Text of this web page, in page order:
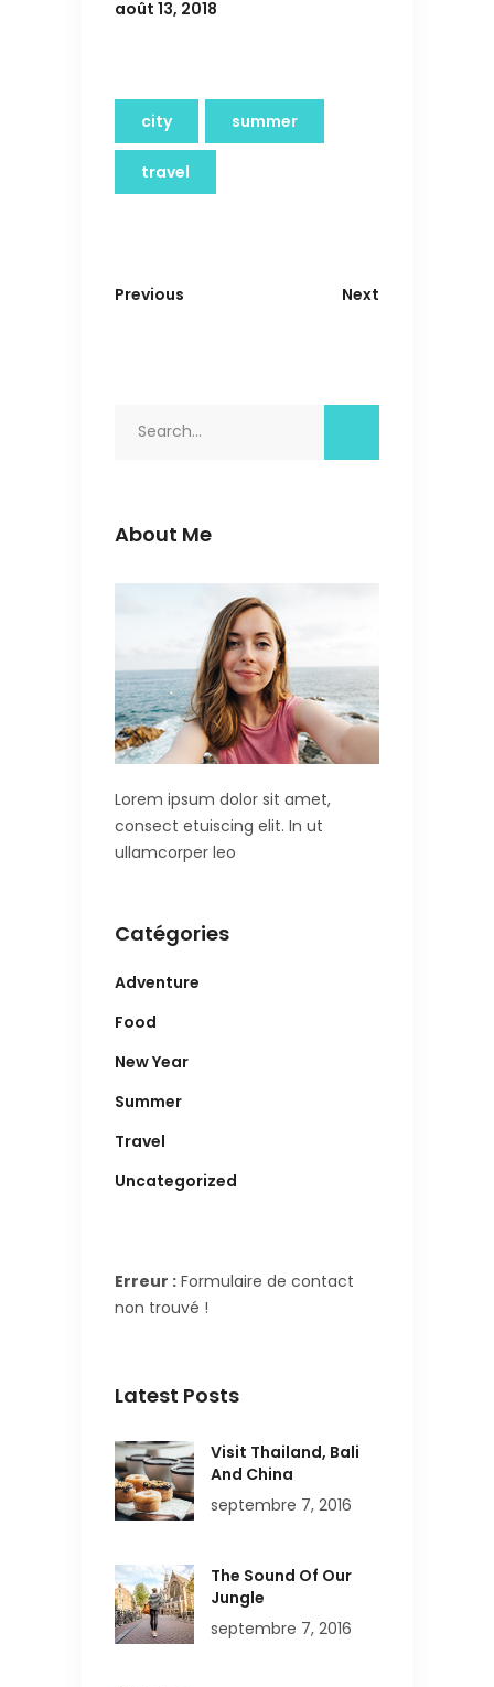
août 13, 2018
city summer
travel
Previous Next
About Me
Lorem ipsum dolor sit amet,
consect etuiscing elit. In ut
ullamcorper leo
Catégories
Adventure
Food
New Year
Summer
Travel
Uncategorized
Erreur : Formulaire de contact
non trouvé !
Latest Posts
Visit Thailand, Bali
And China
septembre 7, 2016
The Sound Of Our
Jungle
septembre 7, 2016